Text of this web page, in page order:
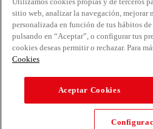
sitio web, analizar la navegación, mejorar
personalizada en función de tus hábitos
pulsando en “Aceptar”, o configurar tus
cookies deseas permitir o rechazar. Para
Cookies
Aceptar Cookies